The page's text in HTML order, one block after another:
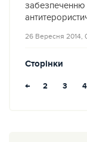
забезпеченню
26 Вересня 2014,
Сторінки
← 2 3 4